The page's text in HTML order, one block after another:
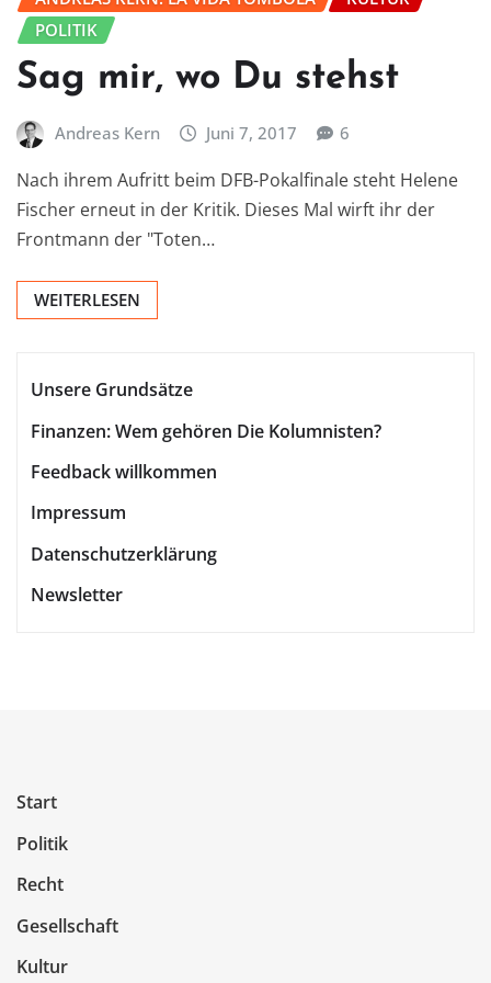
POLITIK
Sag mir, wo Du stehst
Andreas Kern Juni 7, 2017 6
Nach ihrem Aufritt beim DFB-Pokalfinale steht Helene
Fischer erneut in der Kritik. Dieses Mal wirft ihr der
Frontmann der "Toten…
WEITERLESEN
Unsere Grundsätze
Finanzen: Wem gehören Die Kolumnisten?
Feedback willkommen
Impressum
Datenschutzerklärung
Newsletter
Start
Politik
Recht
Gesellschaft
Kultur